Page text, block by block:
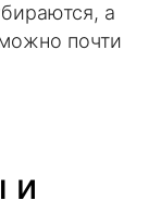
а
почти
и